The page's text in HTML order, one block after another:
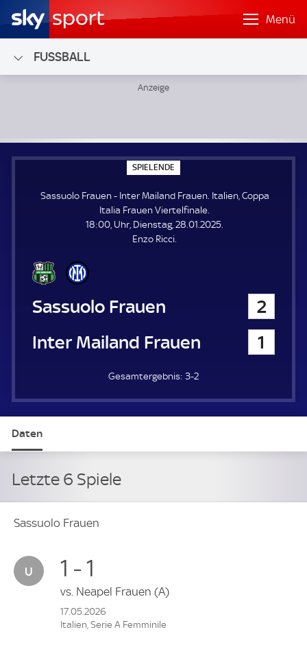
Menü
FUSSBALL
SPIELENDE
P
E
E
N
D
E
Sassuolo Frauen - Inter Mailand Frauen. Italien, Coppa
Italia Frauen Viertelfinale.
18:00, Uhr, Dienstag, 28.01.2025.
Enzo Ricci.
Sassuolo Frauen
2
Inter Mailand Frauen
1
3-2
Daten
Letzte 6 Spiele
Sassuolo Frauen
1 - 1
vs. Neapel Frauen (A)
17.05.2026
Italien, Serie A Femminile